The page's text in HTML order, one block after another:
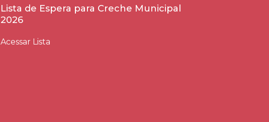
Lista de Espera para Creche Municipal
2026
Acessar Lista